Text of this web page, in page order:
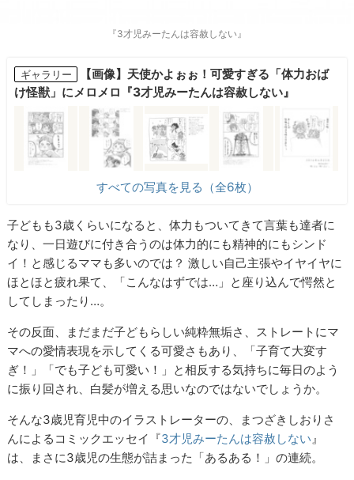
『3才児みーたんは容赦しない』
ギャラリー
【画像】天使かよぉぉ！可愛すぎる「体力おば
け怪獣」にメロメロ『3才児みーたんは容赦しない』
すべての写真を見る（全6枚）
子どもも3歳くらいになると、体力もついてきて言葉も達者に
なり、一日遊びに付き合うのは体力的にも精神的にもシンド
イ！と感じるママも多いのでは？ 激しい自己主張やイヤイヤに
ほとほと疲れ果て、「こんなはずでは…」と座り込んで愕然と
してしまったり…。
その反面、まだまだ子どもらしい純粋無垢さ、ストレートにマ
マへの愛情表現を示してくる可愛さもあり、「子育て大変す
ぎ！」「でも子ども可愛い！」と相反する気持ちに毎日のよう
に振り回され、白髪が増える思いなのではないでしょうか。
そんな3歳児育児中のイラストレーターの、まつざきしおりさ
んによるコミックエッセイ『3才児みーたんは容赦しない』
は、まさに3歳児の生態が詰まった「あるある！」の連続。